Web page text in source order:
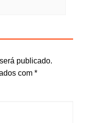
publicado.
com *